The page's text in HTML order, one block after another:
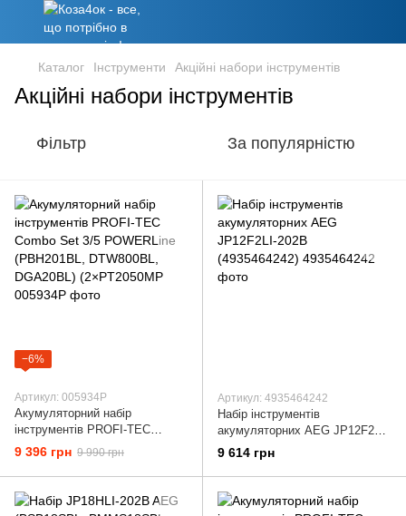
Каталог Інструменти Акційні набори інструментів
Акційні набори інструментів
Фільтр За популярністю
−6%
Артикул: 005934P
Акумуляторний набір
інструментів PROFI-TEC
Combo Set 3/5 POWERLine
(PBH201BL, DTW800BL,
DGA20BL) (2×PT2050MP
9 396 грн 9 990 грн
Артикул: 4935464242
Набір інструментів
акумуляторних AEG JP12F2LI-
202B (4935464242)
9 614 грн